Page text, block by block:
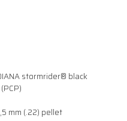
stormrider® black
mm (.22) pellet